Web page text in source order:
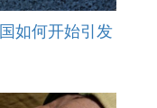
如何开始引发